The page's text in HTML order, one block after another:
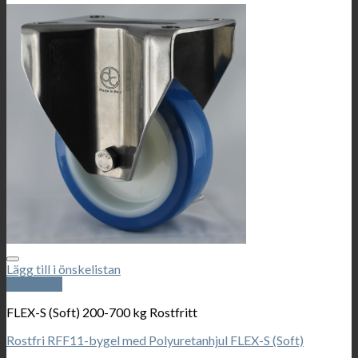
Lägg till i önskelistan
FLEX-S (Soft) 200-700 kg Rostfritt
Rostfri RFF11-bygel med Polyuretanhjul FLEX-S (Soft)